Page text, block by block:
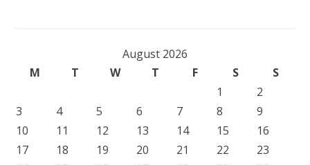
August 2026
M
T W T F S
S
1
2
3
4 5 6 7 8
9
10
11 12 13 14 15
16
17
18 19 20 21 22
23